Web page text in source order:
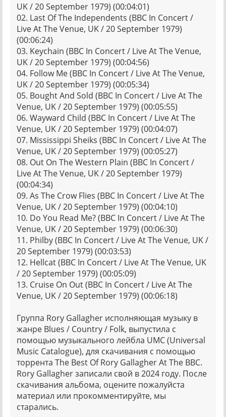
UK / 20 September 1979) (00:04:01)
02. Last Of The Independents (BBC In Concert /
Live At The Venue, UK / 20 September 1979)
(00:06:24)
03. Keychain (BBC In Concert / Live At The Venue,
UK / 20 September 1979) (00:04:56)
04. Follow Me (BBC In Concert / Live At The Venue,
UK / 20 September 1979) (00:05:34)
05. Bought And Sold (BBC In Concert / Live At The
Venue, UK / 20 September 1979) (00:05:55)
06. Wayward Child (BBC In Concert / Live At The
Venue, UK / 20 September 1979) (00:04:07)
07. Mississippi Sheiks (BBC In Concert / Live At The
Venue, UK / 20 September 1979) (00:05:27)
08. Out On The Western Plain (BBC In Concert /
Live At The Venue, UK / 20 September 1979)
(00:04:34)
09. As The Crow Flies (BBC In Concert / Live At The
Venue, UK / 20 September 1979) (00:04:10)
10. Do You Read Me? (BBC In Concert / Live At The
Venue, UK / 20 September 1979) (00:06:30)
11. Philby (BBC In Concert / Live At The Venue, UK /
20 September 1979) (00:03:53)
12. Hellcat (BBC In Concert / Live At The Venue, UK
/ 20 September 1979) (00:05:09)
13. Cruise On Out (BBC In Concert / Live At The
Venue, UK / 20 September 1979) (00:06:18)
Группа Rory Gallagher исполняющая музыку в
жанре Blues / Country / Folk, выпустила с
помощью музыкального лейбла UMC (Universal
Music Catalogue), для скачивания с помощью
торрента The Best Of Rory Gallagher At The BBC.
Rory Gallagher записали свой в 2024 году. После
скачивания альбома, оцените пожалуйста
материал или прокомментируйте, мы
старались.